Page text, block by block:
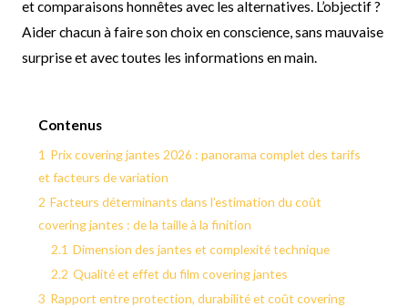
et comparaisons honnêtes avec les alternatives. L’objectif ?
Aider chacun à faire son choix en conscience, sans mauvaise
surprise et avec toutes les informations en main.
Contenus
1 Prix covering jantes 2026 : panorama complet des tarifs
et facteurs de variation
2 Facteurs déterminants dans l’estimation du coût
covering jantes : de la taille à la finition
2.1 Dimension des jantes et complexité technique
2.2 Qualité et effet du film covering jantes
3 Rapport entre protection, durabilité et coût covering